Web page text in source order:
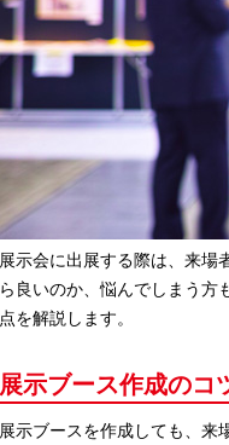
展示会に出展する際は、来場
ら良いのか、悩んでしまう方
点を解説します。
展示ブース作成のコ
展示ブースを作成しても、来